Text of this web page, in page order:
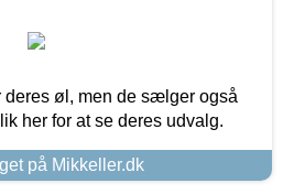
deres øl, men de sælger også
her for at se deres udvalg.
på Mikkeller.dk